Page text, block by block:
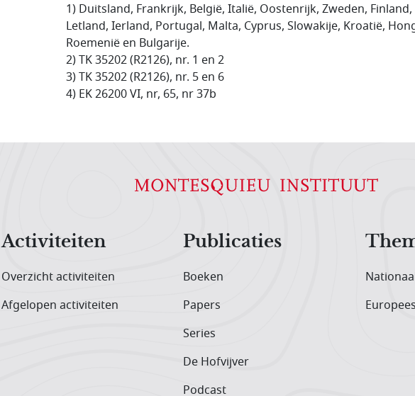
1) Duitsland, Frankrijk, België, Italië, Oostenrijk, Zweden, Finland,
Letland, Ierland, Portugal, Malta, Cyprus, Slowakije, Kroatië,
Roemenië en Bulgarije.
2) TK 35202 (R2126), nr. 1 en 2
3) TK 35202 (R2126), nr. 5 en 6
4) EK 26200 VI, nr, 65, nr 37b
Activiteiten
Overzicht activiteiten
Afgelopen activiteiten
Publicaties
Boeken
Papers
Series
De Hofvijver
Podcast
Europees